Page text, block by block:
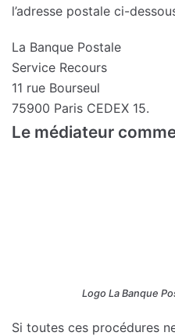
l’adresse postale ci-
La Banque Postale
Service Recours
11 rue Bourseul
75900 Paris CEDEX 15.
Le médiateur
Logo La Banque
Si toutes ces procédures